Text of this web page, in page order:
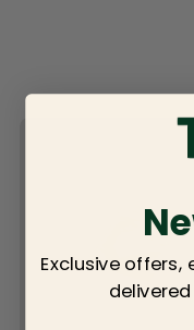
Exclusive offers,